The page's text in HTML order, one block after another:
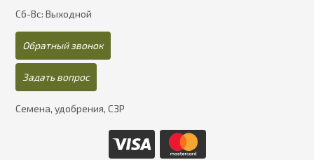
Сб-Вс: Выходной
Обратный звонок
Задать вопрос
Семена, удобрения, СЗР